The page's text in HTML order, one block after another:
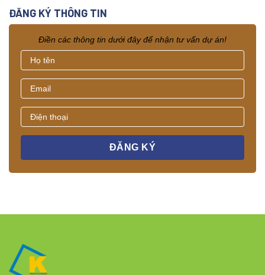
ĐĂNG KÝ THÔNG TIN
Điền các thông tin dưới đây để nhận tư vấn dự án!